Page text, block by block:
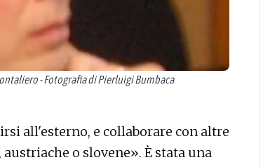
- Fotografia di Pierluigi Bumbaca
all'esterno, e collaborare con altre
o slovene». È stata una